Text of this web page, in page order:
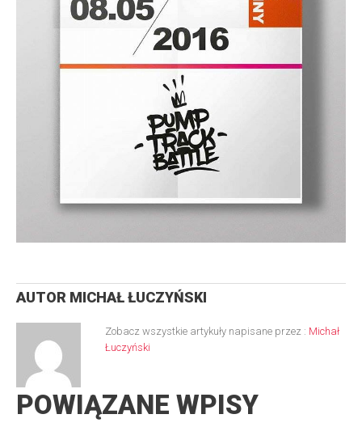
AUTOR MICHAŁ ŁUCZYŃSKI
Zobacz wszystkie artykuły napisane przez : Michał
Łuczyński
POWIĄZANE WPISY